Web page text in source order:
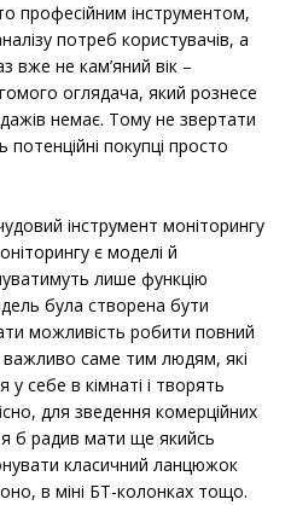
професійним інструментом,
потреб користувачів, а
вже не кам’яний вік –
оглядача, який рознесе
немає. Тому не звертати
покупці просто
інструмент моніторингу
є моделі й
лише функцію
була створена бути
можливість робити повний
саме тим людям, які
себе в кімнаті і творять
для зведення комерційних
б радив мати ще якийсь
класичний ланцюжок
в міні БТ-колонках тощо.